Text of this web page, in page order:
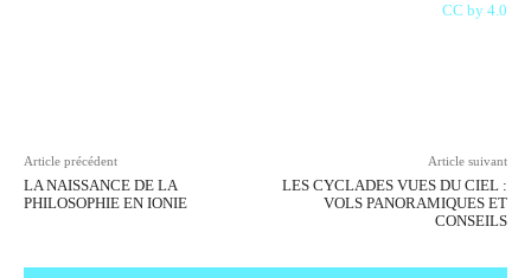
CC by 4.0
Article précédent
LA NAISSANCE DE LA
PHILOSOPHIE EN IONIE
Article suivant
LES CYCLADES VUES DU CIEL :
VOLS PANORAMIQUES ET
CONSEILS